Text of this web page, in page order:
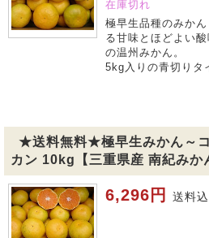
在庫切れ
極早生品種のみか
る甘味とほどよい
の温州みかん。
5kg入りの青切りタ
★送料無料★極早生みかん～
カン 10kg【三重県産 南紀みか
6,296円 送料込